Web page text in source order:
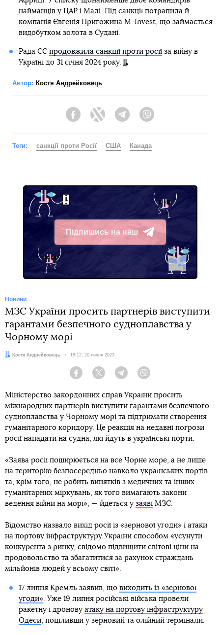
найманців у ЦАР і Малі. Під санкції потрапила й
компанія Євгенія Пригожина M-Invest, що займається
видобутком золота в Судані.
Рада ЄС продовжила санкції проти росіїза війну в
Україні до 31 січня 2024 року.
Автор: Костя Андрейковець
FacebookTwitter Telegram
Теги: санкції проти Росії США Канада
Підпишись на наш
Telegram
Новини
МЗС України просить партнерів виступити
гарантами безпечного судноплавства у
Чорному морі
Автор:Костя Андрейковець Дата:
18:12, 20 липня 2023
Facebook Twitter Telegram
Міністерство закордонних справ України просить
міжнародних партнерів виступити гарантами безпечного
судноплавства у Чорному морі та підтримати створення
гуманітарного коридору. Це реакція на недавні погрози
росії нападати на судна, які йдуть в українські порти.
«Заява росії поширюється на все Чорне море, а не лише
на територію безпосередньо навколо українських портів
та, крім того, не робить винятків з медичних та інших
гуманітарних міркувань, як того вимагають закони
ведення війни на морі», — йдеться у заяві МЗС.
Відомство назвало вихід росії із «зернової угоди» і атаки
на портову інфраструктуру України способом «усунути
конкурента з ринку, свідомо підвищити світові ціни на
продовольство та збагатитися за рахунок страждань
мільйонів людей у всьому світі».
17 липня Кремль заявив, що виходить із «зернової
угоди». Уже 19 липня російські війська провели
ракетну і дронову атаку на портову інфраструктуру
Одеси, поціливши у зерновий та олійний термінали.